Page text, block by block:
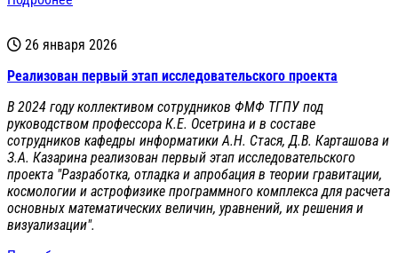
26 января 2026
Реализован первый этап исследовательского проекта
В 2024 году коллективом сотрудников ФМФ ТГПУ под
руководством профессора К.Е. Осетрина и в составе
сотрудников кафедры информатики А.Н. Стася, Д.В. Карташова и
З.А. Казарина реализован первый этап исследовательского
проекта "Разработка, отладка и апробация в теории гравитации,
космологии и астрофизике программного комплекса для расчета
основных математических величин, уравнений, их решения и
визуализации".